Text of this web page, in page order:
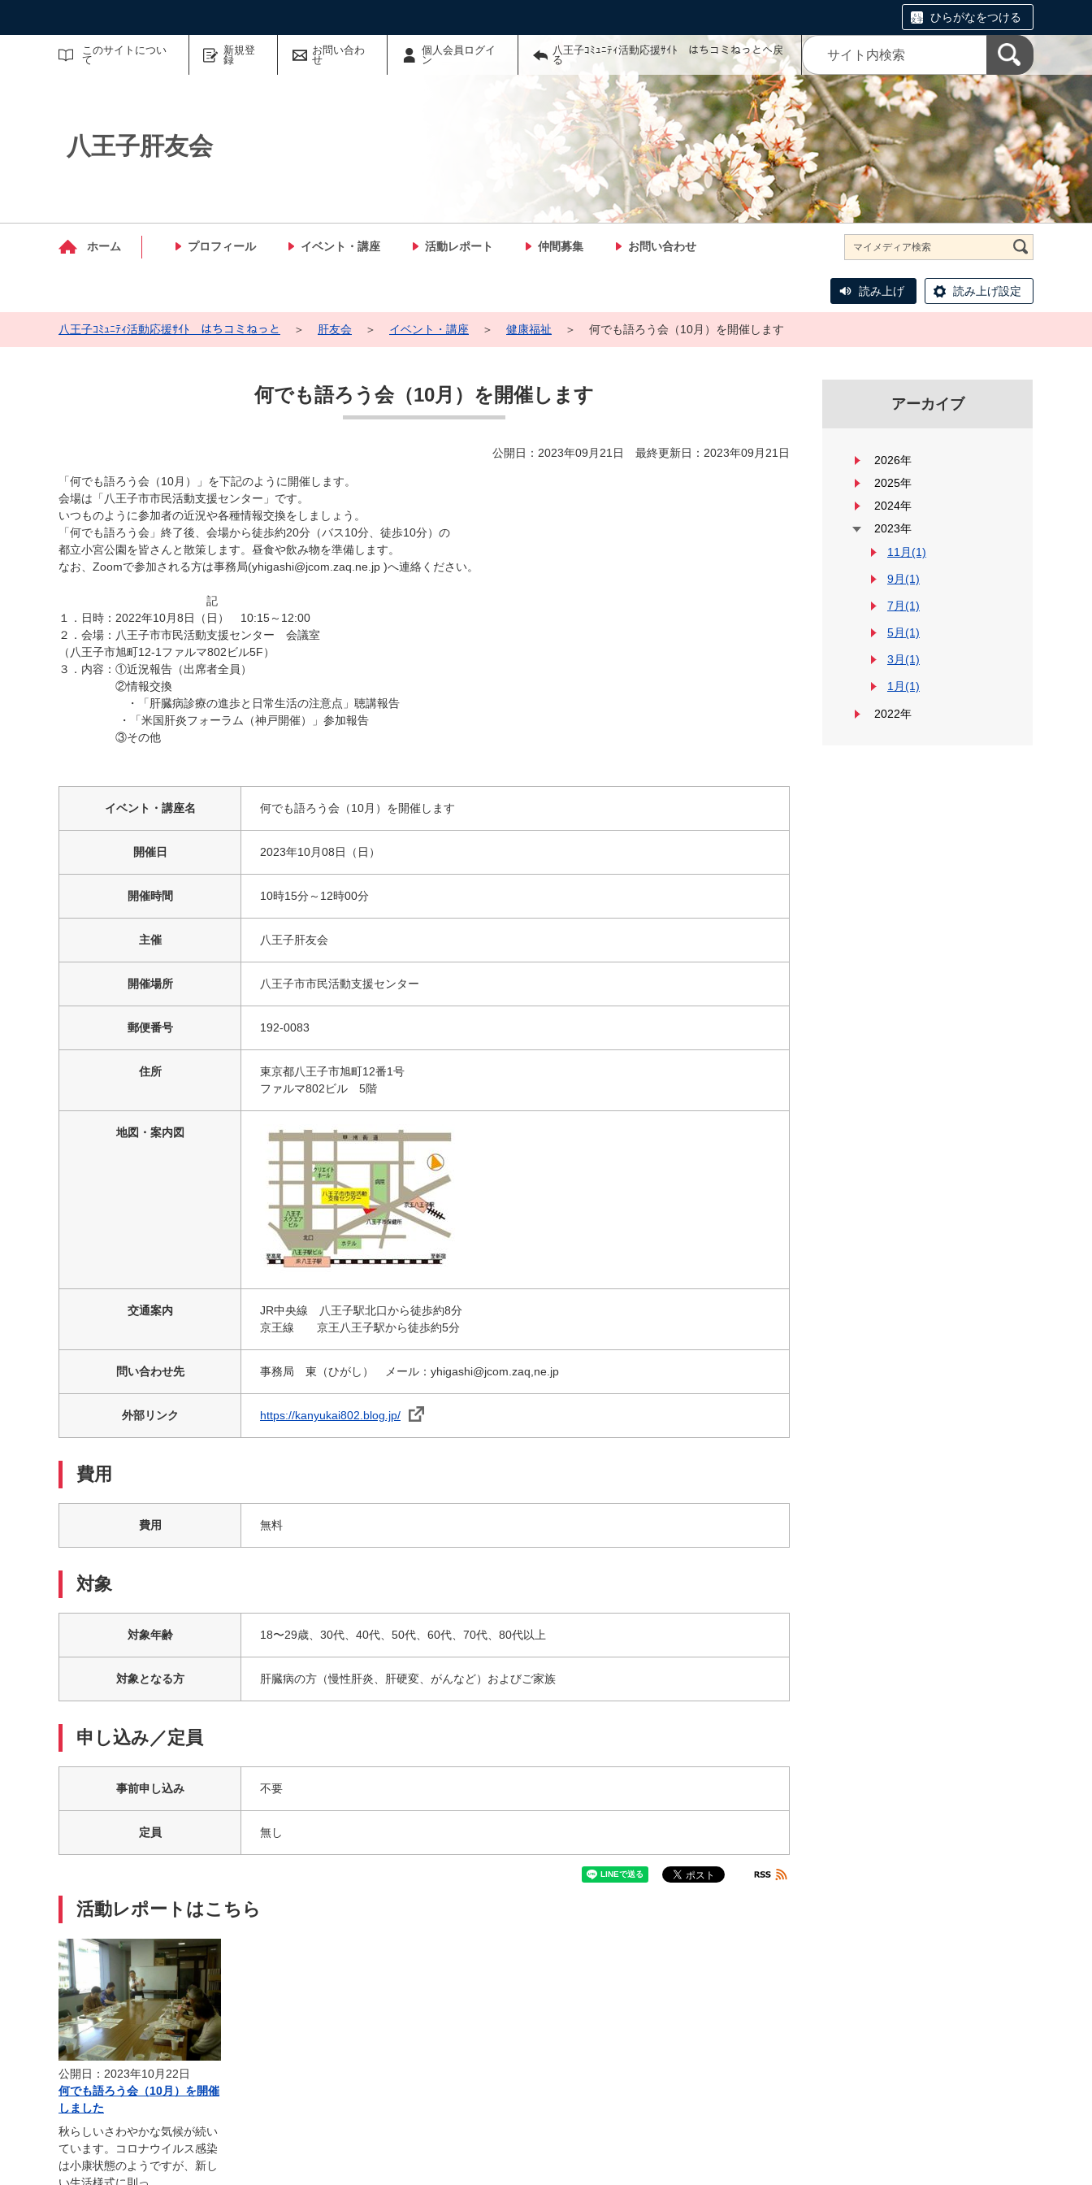
ひらがなをつける
このサイトについ
て
新規登
録
お問い合わ
せ
個人会員ログイ
ン
八王子ｺﾐｭﾆﾃｨ活動応援ｻｲﾄ はちコミねっとへ戻
る
サイト内検索
八王子肝友会
ホーム プロフィール イベント・講座 活動レポート 仲間募集 お問い合わせ
マイメディア検索
読み上げ 読み上げ設定
八王子ｺﾐｭﾆﾃｨ活動応援ｻｲﾄ はちコミねっと ＞ 肝友会 ＞ イベント・講座 ＞ 健康福祉 ＞ 何でも語ろう会（10月）を開催します
何でも語ろう会（10月）を開催します
公開日：2023年09月21日 最終更新日：2023年09月21日
「何でも語ろう会（10月）」を下記のように開催します。
会場は「八王子市市民活動支援センター」です。
いつものように参加者の近況や各種情報交換をしましょう。
「何でも語ろう会」終了後、会場から徒歩約20分（バス10分、徒歩10分）の
都立小宮公園を皆さんと散策します。昼食や飲み物を準備します。
なお、Zoomで参加される方は事務局(yhigashi@jcom.zaq.ne.jp )へ連絡ください。
記
１．日時：2022年10月8日（日） 10:15～12:00
２．会場：八王子市市民活動支援センター 会議室
（八王子市旭町12-1ファルマ802ビル5F）
３．内容：①近況報告（出席者全員）
②情報交換
・「肝臓病診療の進歩と日常生活の注意点」聴講報告
・「米国肝炎フォーラム（神戸開催）」参加報告
③その他
イベント・講座名 何でも語ろう会（10月）を開催します
開催日 2023年10月08日（日）
開催時間 10時15分～12時00分
主催 八王子肝友会
開催場所 八王子市市民活動支援センター
郵便番号 192-0083
住所
東京都八王子市旭町12番1号
ファルマ802ビル 5階
地図・案内図
交通案内
JR中央線 八王子駅北口から徒歩約8分
京王線 京王八王子駅から徒歩約5分
問い合わせ先 事務局 東（ひがし） メール：yhigashi@jcom.zaq,ne.jp
外部リンク https://kanyukai802.blog.jp/
費用
費用 無料
対象
対象年齢 18〜29歳、30代、40代、50代、60代、70代、80代以上
対象となる方 肝臓病の方（慢性肝炎、肝硬変、がんなど）およびご家族
申し込み／定員
事前申し込み 不要
定員 無し
活動レポートはこちら
公開日：2023年10月22日
何でも語ろう会（10月）を開催
しました
秋らしいさわやかな気候が続い
ています。コロナウイルス感染
は小康状態のようですが、新し
い生活様式に則っ...
アーカイブ
2026年
2025年
2024年
2023年
11月(1)
9月(1)
7月(1)
5月(1)
3月(1)
1月(1)
2022年